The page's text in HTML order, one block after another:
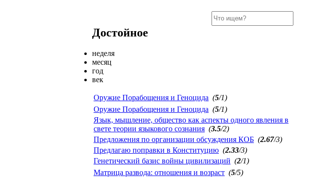
Достойное
неделя
месяц
год
век
Оружие Порабощения и Геноцида (5/1)
Оружие Порабощения и Геноцида (5/1)
Язык, мышление, общество как аспекты одного явления в
свете теории языкового сознания (3.5/2)
Предложения по организации обсуждения КОБ (2.67/3)
Предлагаю поправки в Конституцию (2.33/3)
Генетический базис войны цивилизаций (2/1)
Матрица развода: отношения и возраст (5/5)